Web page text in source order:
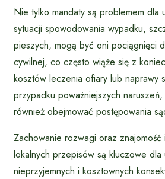
Nie tylko mandaty są problemem dla
sytuacji spowodowania wypadku,
pieszych, mogą być oni pociągnięci
cywilnej, co często wiąże się z
kosztów leczenia ofiary lub naprawy
przypadku poważniejszych
również obejmować postępowania
Zachowanie rozwagi oraz
lokalnych przepisów są kluczowe dla
nieprzyjemnych i kosztownych